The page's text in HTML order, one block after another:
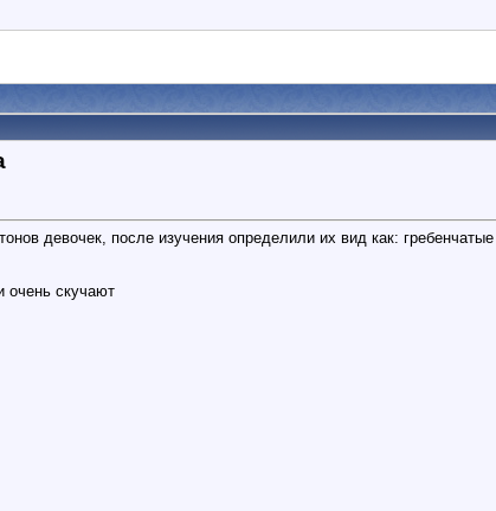
девочек, после изучения определили их вид как:
очень скучают